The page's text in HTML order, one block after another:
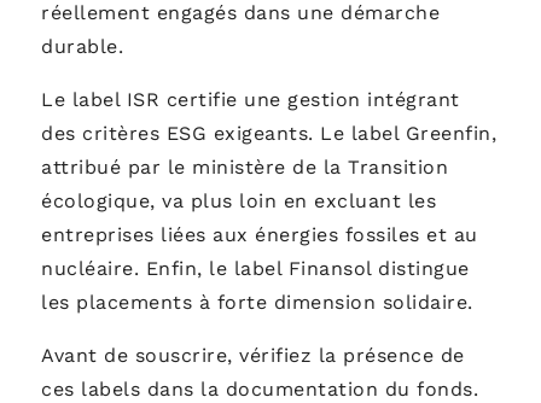
réellement engagés dans une démarche
durable.
Le label ISR certifie une gestion intégrant
des critères ESG exigeants. Le label Greenfin,
attribué par le ministère de la Transition
écologique, va plus loin en excluant les
entreprises liées aux énergies fossiles et au
nucléaire. Enfin, le label Finansol distingue
les placements à forte dimension solidaire.
Avant de souscrire, vérifiez la présence de
ces labels dans la documentation du fonds.